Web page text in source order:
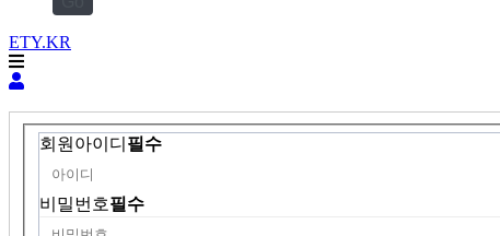
ETY.KR
회원아이디 필수
비밀번호필수